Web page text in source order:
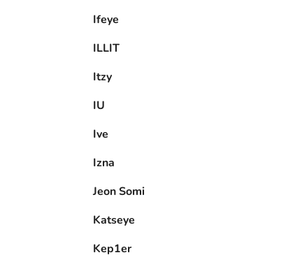
Ifeye
ILLIT
Itzy
IU
Ive
Izna
Jeon Somi
Katseye
Kep1er